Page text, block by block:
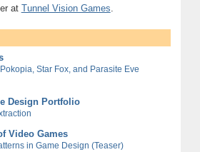
at Tunnel Vision Games
Star Fox, and Parasite Eve
Design Portfolio
Video Games
in Game Design (Teaser)